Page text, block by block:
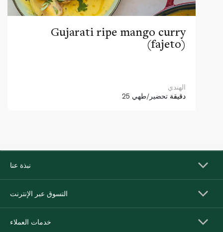
Gujarati ripe mango curry
(fajeto)
الهندي
25 دقيقة تحضير/طهي
نبذة عنا
التسوق عبر الإنترنت
خدمات العملاء